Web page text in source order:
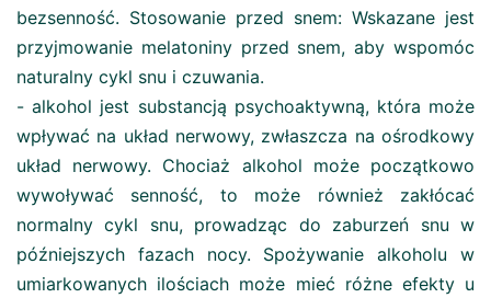
bezsenność. Stosowanie przed snem: Wskazane jest
przyjmowanie melatoniny przed snem, aby wspomóc
naturalny cykl snu i czuwania.
- alkohol jest substancją psychoaktywną, która może
wpływać na układ nerwowy, zwłaszcza na ośrodkowy
układ nerwowy. Chociaż alkohol może początkowo
wywoływać senność, to może również zakłócać
normalny cykl snu, prowadząc do zaburzeń snu w
późniejszych fazach nocy. Spożywanie alkoholu w
umiarkowanych ilościach może mieć różne efekty u